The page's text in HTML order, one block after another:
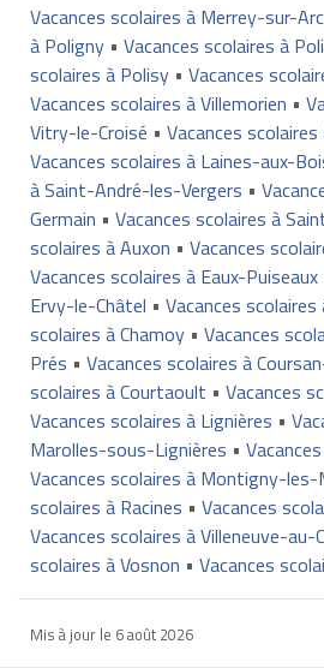
Vacances scolaires à Merrey-sur-
à Poligny• Vacances scolaires à
scolaires à Polisy• Vacances
Vacances scolaires à Villemorien •
Vitry-le-Croisé • Vacances
Vacances scolaires à Laines-aux-
à Saint-André-les-Vergers •
Germain • Vacances scolaires à
scolaires à Auxon • Vacances
Vacances scolaires à Eaux-Puiseaux
Ervy-le-Châtel • Vacances scolaires
scolaires à Chamoy• Vacances
Prés • Vacances scolaires à
scolaires à Courtaoult • Vacances
Vacances scolaires à Lignières •
Marolles-sous-Lignières •
Vacances scolaires à Montigny-
scolaires à Racines • Vacances
Vacances scolaires à Villeneuve-au-
scolaires à Vosnon • Vacances
Mis à jour le 6 août 2026